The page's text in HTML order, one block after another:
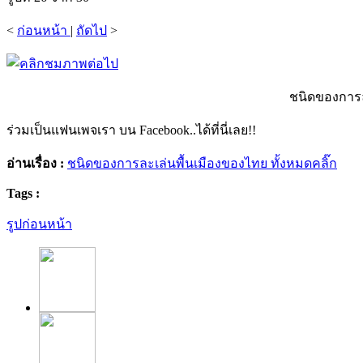
< ก่อนหน้า | ถัดไป >
ชนิดของการ
ร่วมเป็นแฟนเพจเรา บน Facebook..ได้ที่นี่เลย!!
อ่านเรื่อง : ชนิดของการละเล่นพื้นเมืองของไทย ทั้งหมดคลิ๊ก
Tags :
รูปก่อนหน้า